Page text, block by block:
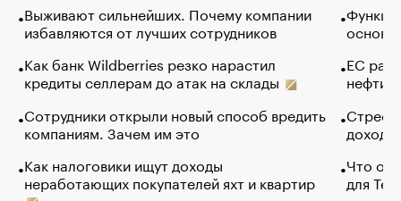
Выживают сильнейших. Почему компании
избавляются от лучших сотрудников
Как банк Wildberries резко нарастил
кредиты селлерам до атак на склады
Сотрудники открыли новый способ вредить
компаниям. Зачем им это
Как налоговики ищут доходы
неработающих покупателей яхт и квартир
основ
ЕС
нефти
Что
для